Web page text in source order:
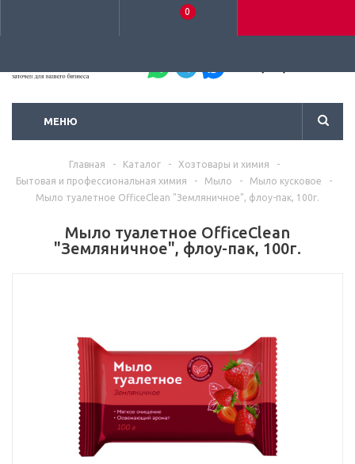
0
МЕНЮ
Главная - Каталог - Хозтовары и химия
-
Бытовая и профессиональная химия
- Мыло - Мыло кусковое
-
Мыло туалетное OfficeClean "Земляничное", флоу-пак, 100г.
Мыло туалетное OfficeClean
"Земляничное", флоу-пак, 100г.